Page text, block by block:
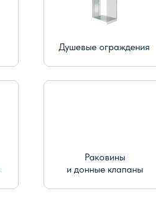
Душевые ограждения
Раковины
и донные клапаны